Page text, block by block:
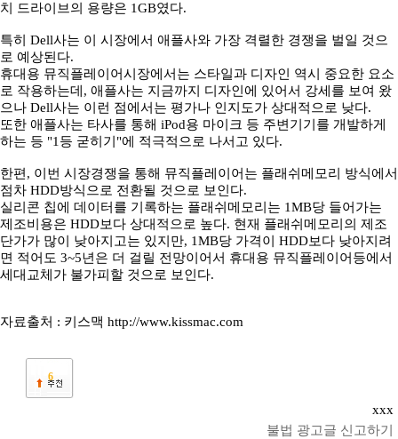
치 드라이브의 용량은 1GB였다.
특히 Dell사는 이 시장에서 애플사와 가장 격렬한 경쟁을 벌일 것으
로 예상된다.
휴대용 뮤직플레이어시장에서는 스타일과 디자인 역시 중요한 요소
로 작용하는데, 애플사는 지금까지 디자인에 있어서 강세를 보여 왔
으나 Dell사는 이런 점에서는 평가나 인지도가 상대적으로 낮다.
또한 애플사는 타사를 통해 iPod용 마이크 등 주변기기를 개발하게
하는 등 "1등 굳히기"에 적극적으로 나서고 있다.
한편, 이번 시장경쟁을 통해 뮤직플레이어는 플래쉬메모리 방식에서
점차 HDD방식으로 전환될 것으로 보인다.
실리콘 칩에 데이터를 기록하는 플래쉬메모리는 1MB당 들어가는
제조비용은 HDD보다 상대적으로 높다. 현재 플래쉬메모리의 제조
단가가 많이 낮아지고는 있지만, 1MB당 가격이 HDD보다 낮아지려
면 적어도 3~5년은 더 걸릴 전망이어서 휴대용 뮤직플레이어등에서
세대교체가 불가피할 것으로 보인다.
자료출처 : 키스맥 http://www.kissmac.com
6
xxx
불법 광고글 신고하기